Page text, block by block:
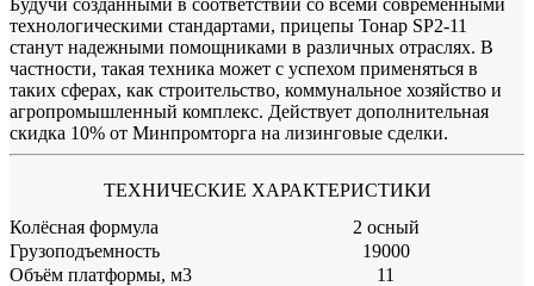
технологическими стандартами, прицепы Тонар SP2-11
станут надежными помощниками в различных отраслях. В
частности, такая техника может с успехом применяться в
таких сферах, как строительство, коммунальное хозяйство и
агропромышленный комплекс. Действует дополнительная
скидка 10% от Минпромторга на лизинговые сделки.
ТЕХНИЧЕСКИЕ ХАРАКТЕРИСТИКИ
Колёсная формула
2 осный
Грузоподъемность
19000
Объём платформы, м3
11